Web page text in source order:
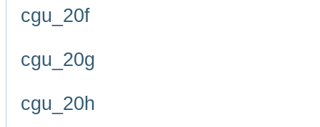
cgu_20f
cgu_20g
cgu_20h